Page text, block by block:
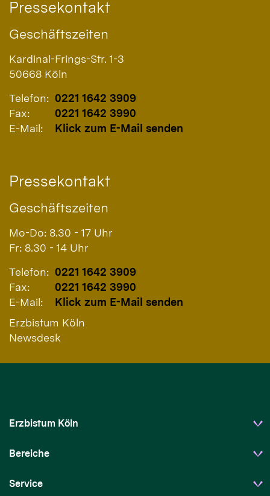
Pressekontakt
Geschäftszeiten
Kardinal-Frings-Str. 1-3
50668 Köln
Telefon: 0221 1642 3909
Fax:
0221 1642 3990
E-Mail:
Klick zum E-Mail senden
Pressekontakt
Geschäftszeiten
Mo-Do: 8.30 - 17 Uhr
Fr: 8.30 - 14 Uhr
Telefon: 0221 1642 3909
Fax:
0221 1642 3990
E-Mail:
Klick zum E-Mail senden
Erzbistum Köln
Newsdesk
Erzbistum Köln
Bereiche
Service